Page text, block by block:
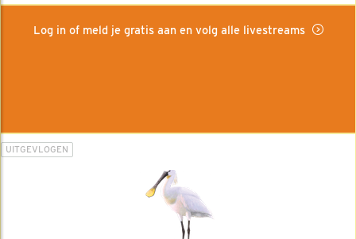
Log in of meld je gratis aan en volg alle livestreams
UITGEVLOGEN